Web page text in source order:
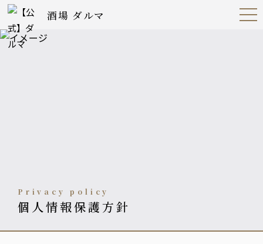
酒場 ダルマ Open
Navig
privacy policy
個人情報保護方針